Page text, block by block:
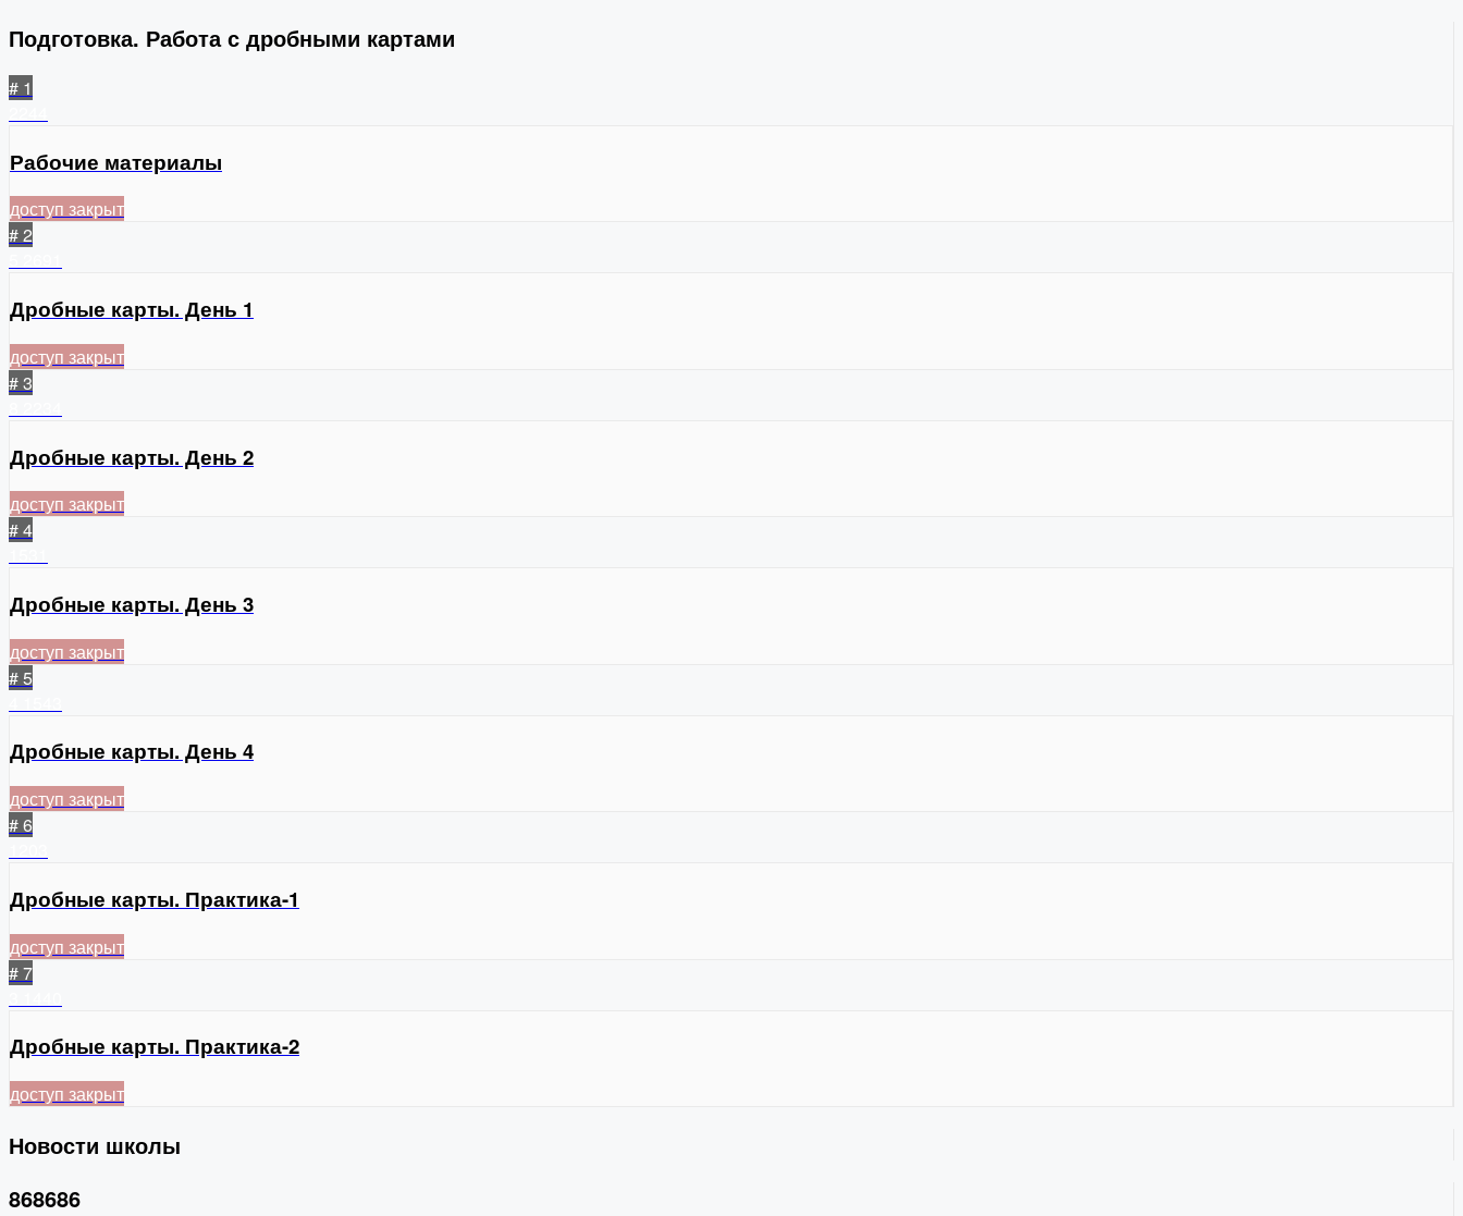
Подготовка. Работа с дробными картами
# 1
Рабочие материалы
доступ закрыт
# 2
Дробные карты. День 1
доступ закрыт
# 3
Дробные карты. День 2
доступ закрыт
# 4
Дробные карты. День 3
доступ закрыт
# 5
Дробные карты. День 4
доступ закрыт
# 6
Дробные карты. Практика-1
доступ закрыт
# 7
Дробные карты. Практика-2
доступ закрыт
Новости школы
868686